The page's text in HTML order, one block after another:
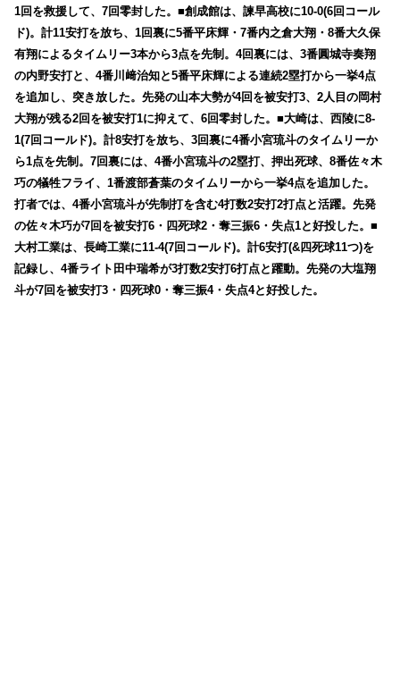
1回を救援して、7回零封した。■創成館は、諫早高校に10-0(6回コール
ド)。計11安打を放ち、1回裏に5番平床輝・7番内之倉大翔・8番大久保
有翔によるタイムリー3本から3点を先制。4回裏には、3番圓城寺奏翔
の内野安打と、4番川﨑治知と5番平床輝による連続2塁打から一挙4点
を追加し、突き放した。先発の山本大勢が4回を被安打3、2人目の岡村
大翔が残る2回を被安打1に抑えて、6回零封した。■大崎は、西陵に8-
1(7回コールド)。計8安打を放ち、3回裏に4番小宮琉斗のタイムリーか
ら1点を先制。7回裏には、4番小宮琉斗の2塁打、押出死球、8番佐々木
巧の犠牲フライ、1番渡部蒼葉のタイムリーから一挙4点を追加した。
打者では、4番小宮琉斗が先制打を含む4打数2安打2打点と活躍。先発
の佐々木巧が7回を被安打6・四死球2・奪三振6・失点1と好投した。■
大村工業は、長崎工業に11-4(7回コールド)。計6安打(&四死球11つ)を
記録し、4番ライト田中瑞希が3打数2安打6打点と躍動。先発の大塩翔
斗が7回を被安打3・四死球0・奪三振4・失点4と好投した。